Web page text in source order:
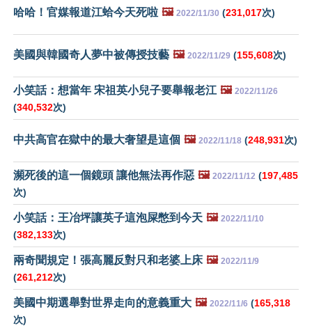
哈哈！官媒報道江蛤今天死啦 🖼️ 2022/11/30 (231,017次)
美國與韓國奇人夢中被傳授技藝 🖼️ 2022/11/29 (155,608次)
小笑話：想當年 宋祖英小兒子要舉報老江 🖼️ 2022/11/26
(340,532次)
中共高官在獄中的最大奢望是這個 🖼️ 2022/11/18 (248,931次)
瀕死後的這一個鏡頭 讓他無法再作惡 🖼️ 2022/11/12 (197,485
次)
小笑話：王冶坪讓英子這泡屎憋到今天 🖼️ 2022/11/10
(382,133次)
兩奇聞規定！張高麗反對只和老婆上床 🖼️ 2022/11/9
(261,212次)
美國中期選舉對世界走向的意義重大 🖼️ 2022/11/6 (165,318
次)